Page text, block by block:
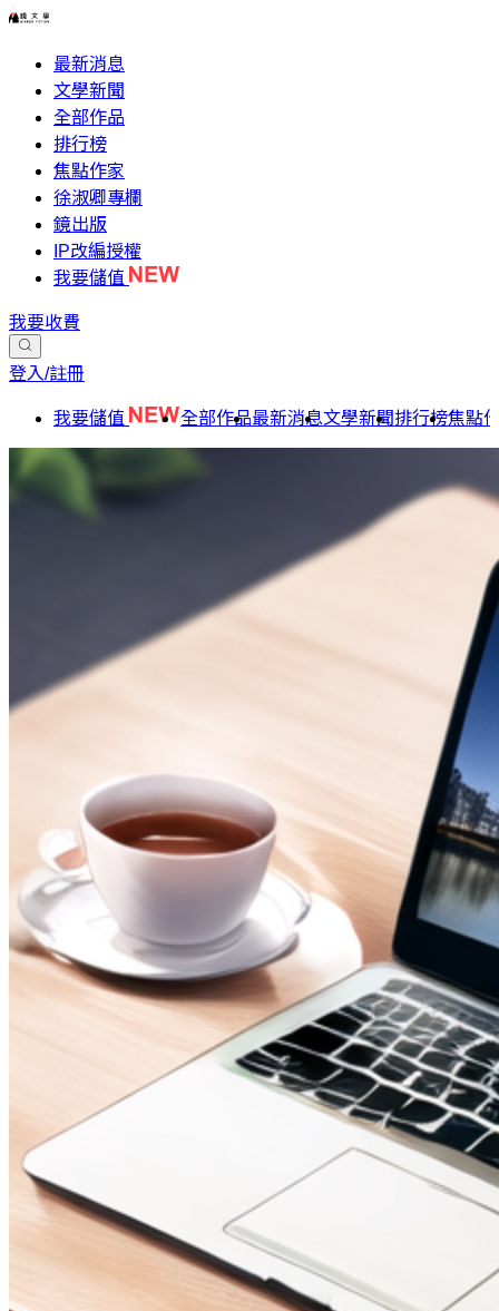
最新消息
文學新聞
全部作品
排行榜
焦點作家
徐淑卿專欄
鏡出版
IP改編授權
我要儲值
我要收費
登入/註冊
我要儲值 全部作品最新消息文學新聞排行榜焦點